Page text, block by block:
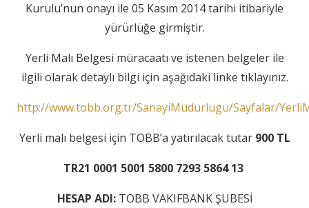
Kurulu’nun onayı ile 05 Kasım 2014 tarihi itibariyle
yürürlüğe girmiştir.
Yerli Malı Belgesi müracaatı ve istenen belgeler ile
ilgili olarak detaylı bilgi için aşağıdaki linke tıklayınız.
http://www.tobb.org.tr/SanayiMudurlugu/Sayfalar/
Yerli malı belgesi için TOBB’a yatırılacak tutar900 TL
TR21 0001 5001 5800 7293 5864 13
HESAP ADI:TOBB VAKIFBANK ŞUBESİ